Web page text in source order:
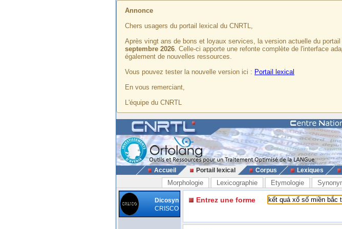
Annonce
Chers usagers du portail lexical du CNRTL,
Après vingt ans de bons et loyaux services, la version actuelle du
septembre 2026. Celle-ci apporte une refonte complète de l'interface
également de nouvelles ressources.
Vous pouvez tester la nouvelle version ici : Portail lexical
En vous remerciant,
L'équipe du CNRTL
Accueil Portail lexical Corpus Lexiques
Morphologie Lexicographie Etymologie
Dicosyn
CRISCO
Entrez une forme